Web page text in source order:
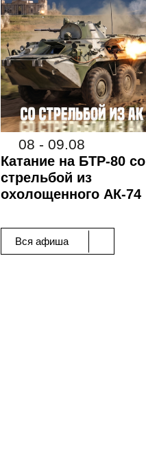
08 - 09.08
Катание на БТР-80 со
стрельбой из
охолощенного АК-74
Вся афиша